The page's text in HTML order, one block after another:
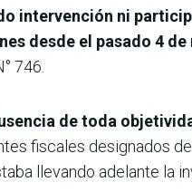
intervención ni
desde el pasado 4 de
746.
de toda
fiscales designados
llevando adelante la